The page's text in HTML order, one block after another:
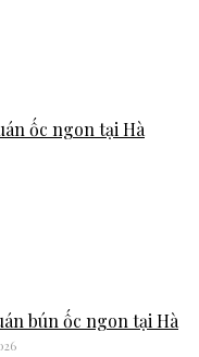
ốc ngon tại Hà
bún ốc ngon tại Hà